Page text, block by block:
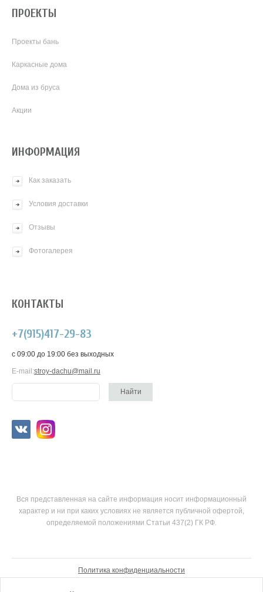
ПРОЕКТЫ
Проекты бань
Каркасные дома
Дома из бруса
Акции
ИНФОРМАЦИЯ
Как заказать
Условия доставки
Отзывы
Фотогалерея
КОНТАКТЫ
+7(915)417-29-83
c 09:00 до 19:00 без выходных
E-mail:stroy-dachu@mail.ru
Вся представленная на сайте информация носит информационный
характер и ни при каких условиях не является публичной офертой,
определяемой положениями Статьи 437(2) ГК РФ.
Политика конфиденциальности